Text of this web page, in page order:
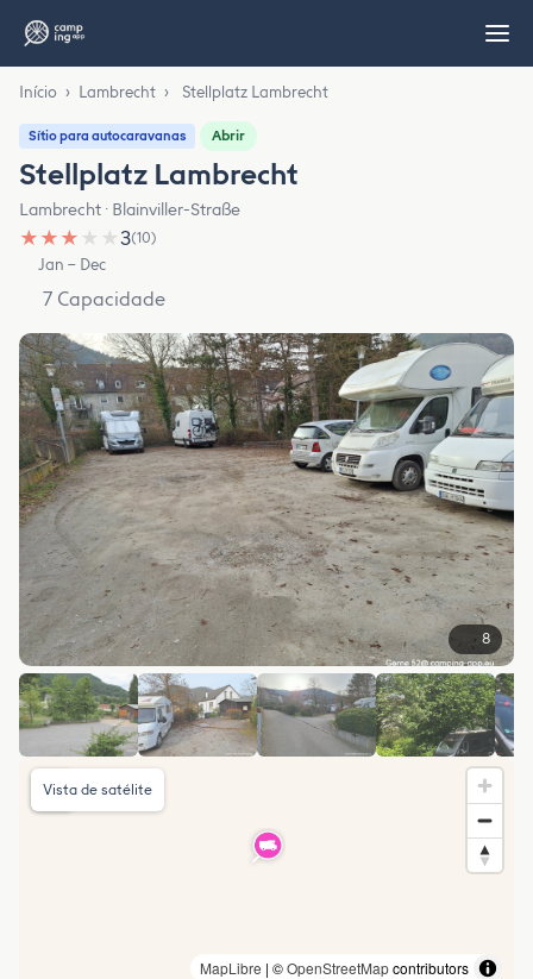
Início › Lambrecht › Stellplatz Lambrecht
Sítio para autocaravanas Abrir
Stellplatz Lambrecht
Lambrecht · Blainviller-Straße
★ ★ ★ ★ ★3(10)
Jan – Dec
7 Capacidade
8
MapLibre | ©OpenStreetMapcontributors
Vista de satélite